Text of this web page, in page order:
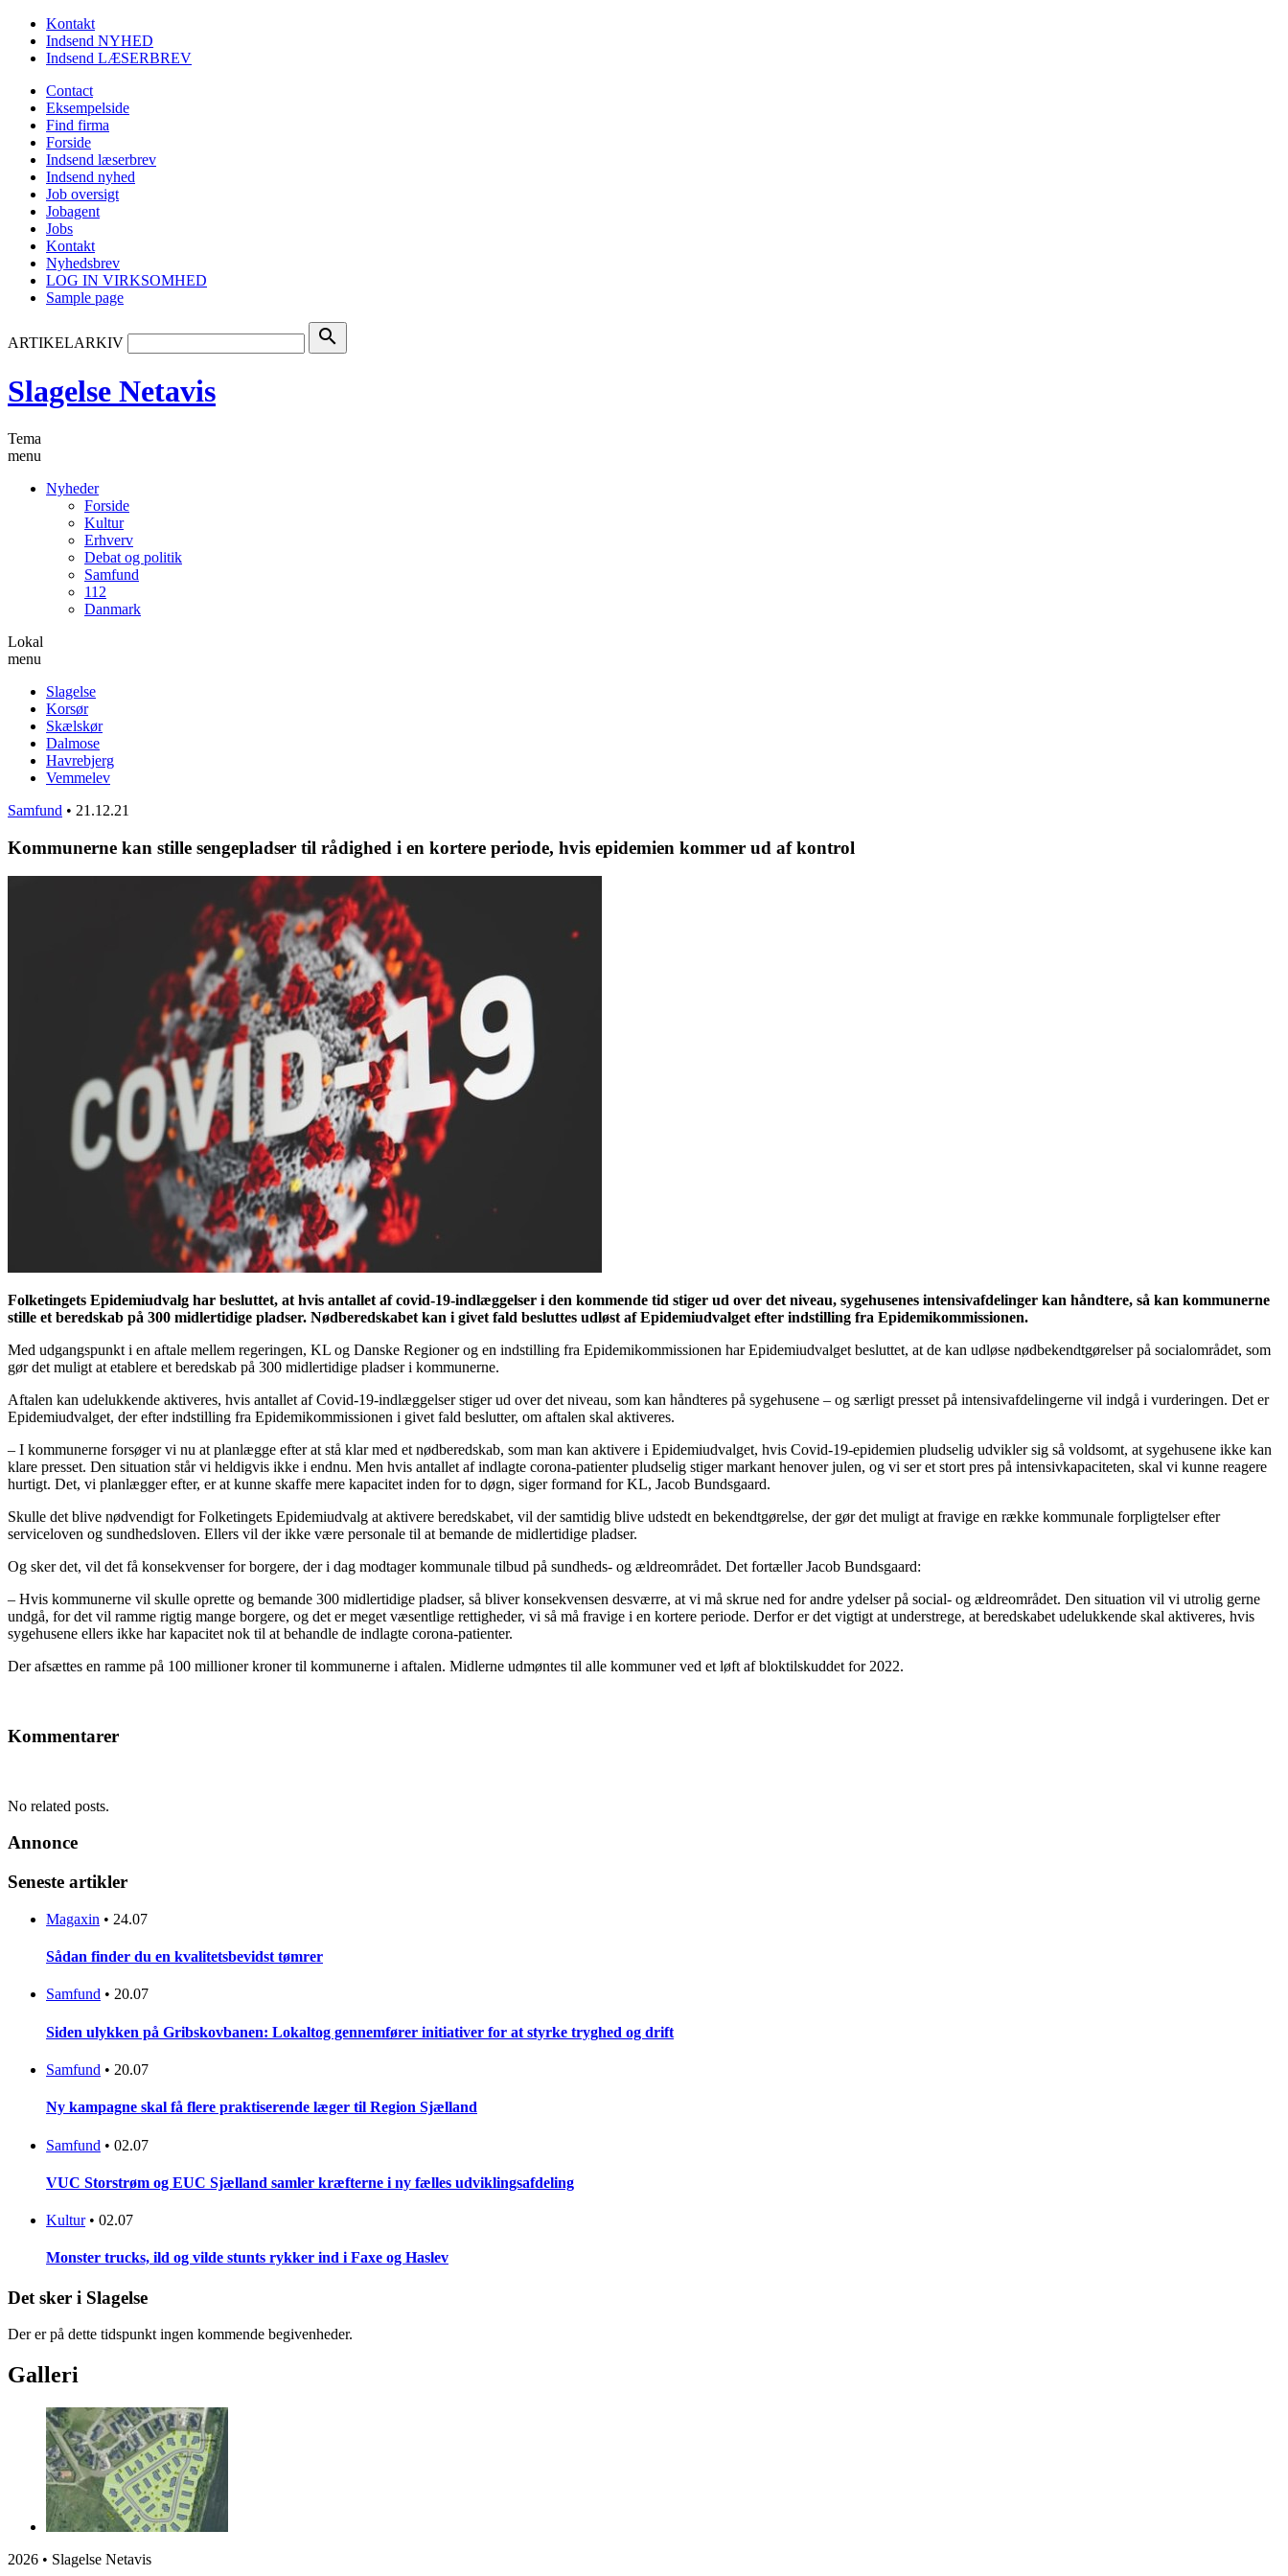
Kontakt
Indsend NYHED
Indsend LÆSERBREV
Contact
Eksempelside
Find firma
Forside
Indsend læserbrev
Indsend nyhed
Job oversigt
Jobagent
Jobs
Kontakt
Nyhedsbrev
LOG IN VIRKSOMHED
Sample page
ARTIKELARKIV search
Slagelse Netavis
Tema
menu
Nyheder
Forside
Kultur
Erhverv
Debat og politik
Samfund
112
Danmark
Lokal
menu
Slagelse
Korsør
Skælskør
Dalmose
Havrebjerg
Vemmelev
Samfund • 21.12.21
Kommunerne kan stille sengepladser til rådighed i en kortere periode, hvis epidemien kommer ud af kontrol
Folketingets Epidemiudvalg har besluttet, at hvis antallet af covid-19-indlæggelser i den kommende tid stiger ud over det niveau, sygehusenes intensivafdelinger kan håndtere, så kan kommunerne
stille et beredskab på 300 midlertidige pladser. Nødberedskabet kan i givet fald besluttes udløst af Epidemiudvalget efter indstilling fra Epidemikommissionen.
Med udgangspunkt i en aftale mellem regeringen, KL og Danske Regioner og en indstilling fra Epidemikommissionen har Epidemiudvalget besluttet, at de kan udløse nødbekendtgørelser på socialområdet, som
gør det muligt at etablere et beredskab på 300 midlertidige pladser i kommunerne.
Aftalen kan udelukkende aktiveres, hvis antallet af Covid-19-indlæggelser stiger ud over det niveau, som kan håndteres på sygehusene – og særligt presset på intensivafdelingerne vil indgå i vurderingen. Det er
Epidemiudvalget, der efter indstilling fra Epidemikommissionen i givet fald beslutter, om aftalen skal aktiveres.
– I kommunerne forsøger vi nu at planlægge efter at stå klar med et nødberedskab, som man kan aktivere i Epidemiudvalget, hvis Covid-19-epidemien pludselig udvikler sig så voldsomt, at sygehusene ikke kan
klare presset. Den situation står vi heldigvis ikke i endnu. Men hvis antallet af indlagte corona-patienter pludselig stiger markant henover julen, og vi ser et stort pres på intensivkapaciteten, skal vi kunne reagere
hurtigt. Det, vi planlægger efter, er at kunne skaffe mere kapacitet inden for to døgn, siger formand for KL, Jacob Bundsgaard.
Skulle det blive nødvendigt for Folketingets Epidemiudvalg at aktivere beredskabet, vil der samtidig blive udstedt en bekendtgørelse, der gør det muligt at fravige en række kommunale forpligtelser efter
serviceloven og sundhedsloven. Ellers vil der ikke være personale til at bemande de midlertidige pladser.
Og sker det, vil det få konsekvenser for borgere, der i dag modtager kommunale tilbud på sundheds- og ældreområdet. Det fortæller Jacob Bundsgaard:
– Hvis kommunerne vil skulle oprette og bemande 300 midlertidige pladser, så bliver konsekvensen desværre, at vi må skrue ned for andre ydelser på social- og ældreområdet. Den situation vil vi utrolig gerne
undgå, for det vil ramme rigtig mange borgere, og det er meget væsentlige rettigheder, vi så må fravige i en kortere periode. Derfor er det vigtigt at understrege, at beredskabet udelukkende skal aktiveres, hvis
sygehusene ellers ikke har kapacitet nok til at behandle de indlagte corona-patienter.
Der afsættes en ramme på 100 millioner kroner til kommunerne i aftalen. Midlerne udmøntes til alle kommuner ved et løft af bloktilskuddet for 2022.
Kommentarer
No related posts.
Annonce
Seneste artikler
Magaxin • 24.07
Sådan finder du en kvalitetsbevidst tømrer
Samfund • 20.07
Siden ulykken på Gribskovbanen: Lokaltog gennemfører initiativer for at styrke tryghed og drift
Samfund • 20.07
Ny kampagne skal få flere praktiserende læger til Region Sjælland
Samfund • 02.07
VUC Storstrøm og EUC Sjælland samler kræfterne i ny fælles udviklingsafdeling
Kultur • 02.07
Monster trucks, ild og vilde stunts rykker ind i Faxe og Haslev
Det sker i Slagelse
Der er på dette tidspunkt ingen kommende begivenheder.
Galleri
2026 • Slagelse Netavis